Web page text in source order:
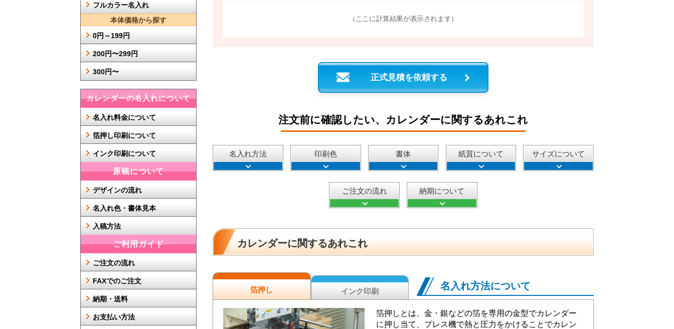
（ここに計算結果が表示されます）
正式見積を依頼する
注文前に確認したい、カレンダーに関するあれこれ
名入れ方法 印刷色 書体 紙質について サイズについて
ご注文の流れ 納期について
カレンダーに関するあれこれ
名入れ方法について
箔押し インク印刷
箔押しとは、金・銀などの箔を専用の金型でカレンダー
に押し当て、プレス機で熱と圧力をかけることでカレン
フルカラー名入れ
本体価格から探す
0円～199円
200円〜299円
300円〜
カレンダーの名入れについて
名入れ料金について
箔押し印刷について
インク印刷について
原稿について
デザインの流れ
名入れ色・書体見本
入稿方法
ご利用ガイド
ご注文の流れ
FAXでのご注文
納期・送料
お支払い方法